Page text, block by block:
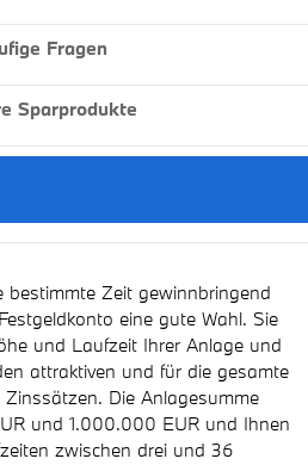
Fragen
Sparprodukte
bestimmte Zeit gewinnbringend
eine gute Wahl. Sie
und Laufzeit Ihrer Anlage und
attraktiven und für die gesamte
Die Anlagesumme
und 1.000.000 EUR und Ihnen
zwischen drei und 36